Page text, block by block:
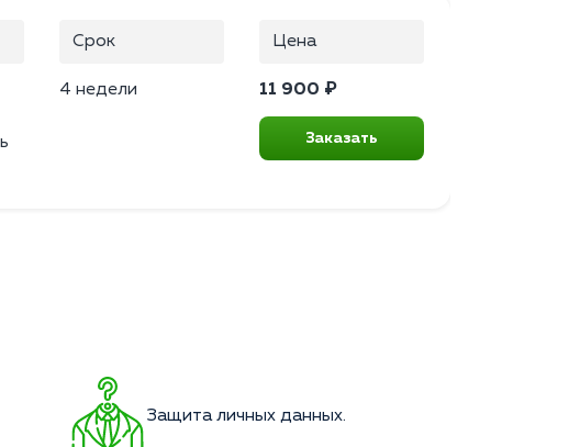
Срок
4 недели
Цена
11 900 ₽
Заказать
Защита личных данных.